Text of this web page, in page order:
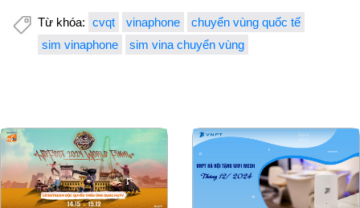
Từ khóa: cvqt vinaphone
chuyển vùng quốc tế
sim vinaphone
sim vina chuyển vùng